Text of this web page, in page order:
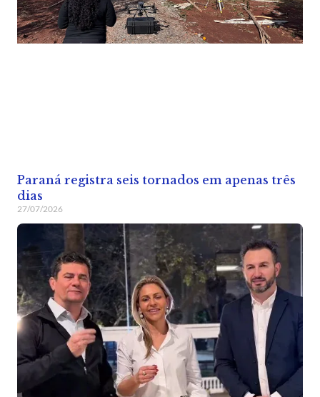
Paraná registra seis tornados em apenas três
dias
27/07/2026